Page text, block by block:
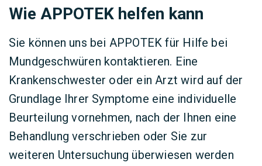
Wie APPOTEK helfen kann
Sie können uns bei APPOTEK für Hilfe bei
Mundgeschwüren kontaktieren. Eine
Krankenschwester oder ein Arzt wird auf der
Grundlage Ihrer Symptome eine individuelle
Beurteilung vornehmen, nach der Ihnen eine
Behandlung verschrieben oder Sie zur
weiteren Untersuchung überwiesen werden